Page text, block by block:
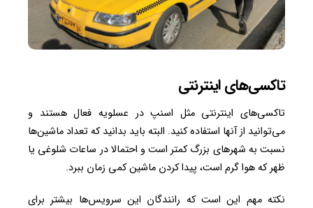
تاکسی‌های اینترنتی
تاکسی‌های اینترنتی مثل اسنپ در عسلویه فعال هستند و
می‌توانید از آنها استفاده کنید. البته باید بدانید که تعداد ماشین‌ها
نسبت به شهرهای بزرگ کمتر است و احتمالا در ساعات شلوغی یا
ظهر که هوا گرم است، پیدا کردن ماشین کمی زمان ببرد.
نکته مهم این است که رانندگان این سرویس‌ها بیشتر برای